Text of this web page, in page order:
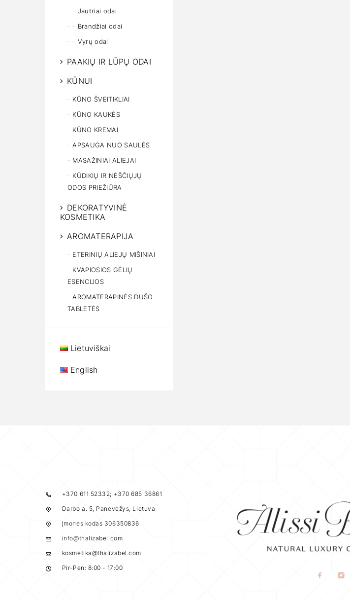
Jautriai odai
Brandžiai odai
Vyrų odai
PAAKIŲ IR LŪPŲ ODAI
KŪNUI
KŪNO ŠVEITIKLIAI
KŪNO KAUKĖS
KŪNO KREMAI
APSAUGA NUO SAULĖS
MASAŽINIAI ALIEJAI
KŪDIKIŲ IR NĖŠČIŲJŲ
ODOS PRIEŽIŪRA
DEKORATYVINĖ
KOSMETIKA
AROMATERAPIJA
ETERINIŲ ALIEJŲ MIŠINIAI
KVAPIOSIOS GĖLIŲ
ESENCIJOS
AROMATERAPINĖS DUŠO
TABLETĖS
Lietuviškai
English
+370 611 52332; +370 685 36861
Darbo a. 5, Panevėžys, Lietuva
Įmonės kodas 306350836
info@thalizabel.com
kosmetika@thalizabel.com
Pir-Pen: 8:00 - 17:00